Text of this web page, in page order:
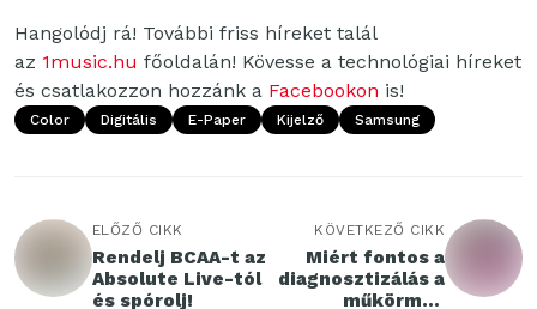
Hangolódj rá! További friss híreket talál
az 1music.hu főoldalán! Kövesse a technológiai híreket
és csatlakozzon hozzánk a Facebookon is!
Color Digitális E-Paper Kijelző Samsung
ELŐZŐ CIKK
Rendelj BCAA-t az
Absolute Live-tól
és spórolj!
KÖVETKEZŐ CIKK
Miért fontos a
diagnosztizálás a
műkörmös